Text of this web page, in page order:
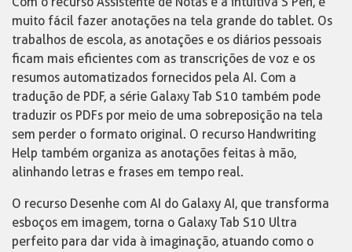
muito fácil fazer anotações na tela grande do tablet. Os
trabalhos de escola, as anotações e os diários pessoais
ficam mais eficientes com as transcrições de voz e os
resumos automatizados fornecidos pela AI. Com a
tradução de PDF, a série Galaxy Tab S10 também pode
traduzir os PDFs por meio de uma sobreposição na tela
sem perder o formato original. O recurso Handwriting
Help também organiza as anotações feitas à mão,
alinhando letras e frases em tempo real.
O recurso Desenhe com AI do Galaxy AI, que transforma
esboços em imagem, torna o Galaxy Tab S10 Ultra
perfeito para dar vida à imaginação, atuando como o